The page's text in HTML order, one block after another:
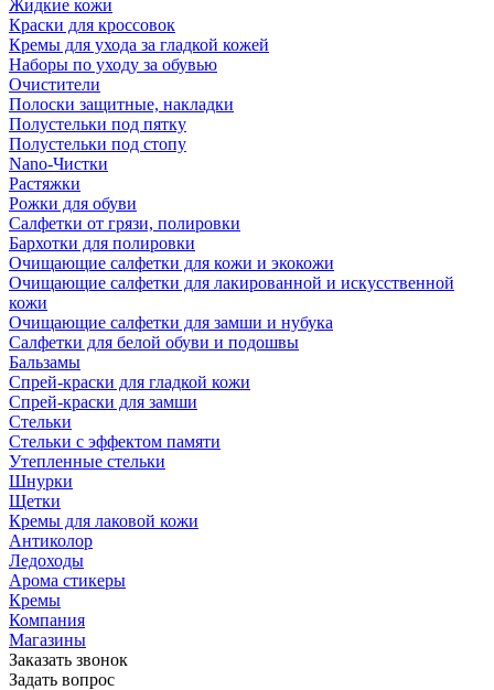
Жидкие кожи
Краски для кроссовок
Кремы для ухода за гладкой кожей
Наборы по уходу за обувью
Очистители
Полоски защитные, накладки
Полустельки под пятку
Полустельки под стопу
Nano-Чистки
Растяжки
Рожки для обуви
Салфетки от грязи, полировки
Бархотки для полировки
Очищающие салфетки для кожи и экокожи
Очищающие салфетки для лакированной и искусственной
кожи
Очищающие салфетки для замши и нубука
Салфетки для белой обуви и подошвы
Бальзамы
Спрей-краски для гладкой кожи
Спрей-краски для замши
Стельки
Стельки с эффектом памяти
Утепленные стельки
Шнурки
Щетки
Кремы для лаковой кожи
Антиколор
Ледоходы
Арома стикеры
Кремы
Компания
Магазины
Заказать звонок
Задать вопрос